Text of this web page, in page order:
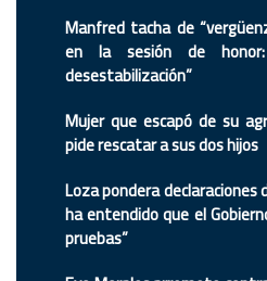
Manfred tacha de
en la sesión de
desestabilización”
Mujer que escapó de su
pide rescatar a sus dos hijos
Loza pondera declaraciones
ha entendido que el
pruebas”